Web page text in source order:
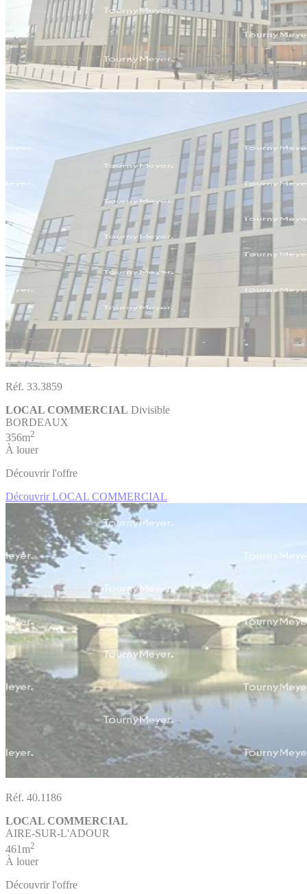
Réf. 33.3859
LOCAL COMMERCIAL Divisible
BORDEAUX
356m2
À louer
Découvrir l'offre
Découvrir LOCAL COMMERCIAL
Réf. 40.1186
LOCAL COMMERCIAL
AIRE-SUR-L'ADOUR
461m2
À louer
Découvrir l'offre